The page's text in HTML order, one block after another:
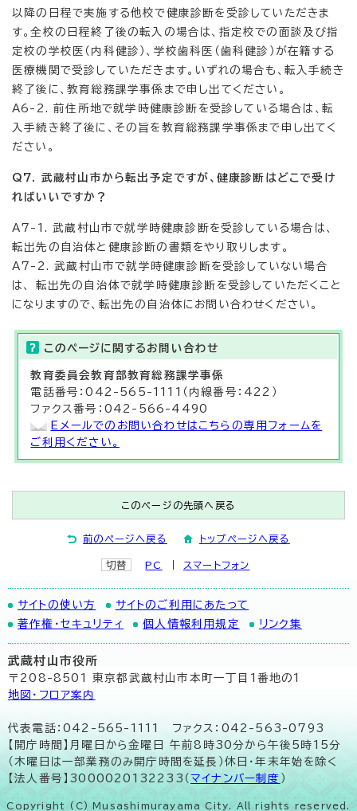
以降の日程で実施する他校で健康診断を受診していただきま
す。全校の日程終了後の転入の場合は、指定校での面談及び指
定校の学校医（内科健診）、学校歯科医（歯科健診）が在籍する
医療機関で受診していただきます。いずれの場合も、転入手続き
終了後に、教育総務課学事係まで申し出てください。
A6-2. 前住所地で就学時健康診断を受診している場合は、転
入手続き終了後に、その旨を教育総務課学事係まで申し出てく
ださい。
Q7. 武蔵村山市から転出予定ですが、健康診断はどこで受け
ればいいですか？
A7-1. 武蔵村山市で就学時健康診断を受診している場合は、
転出先の自治体と健康診断の書類をやり取りします。
A7-2. 武蔵村山市で就学時健康診断を受診していない場合
は、 転出先の自治体で就学時健康診断を受診していただくこと
になりますので、転出先の自治体にお問い合わせください。
このページに関する お問い合わせ
教育委員会教育部教育総務課学事係
電話番号：042-565-1111（内線番号：422）
ファクス番号：042-566-4490
Eメールでのお問い合わせはこちらの専用フォームを
ご利用ください。
このページの先頭へ戻る
前のページへ戻る トップページへ戻る
切替 PC スマートフォン
サイトの使い方
サイトのご利用にあたって
著作権・セキュリティ
個人情報利用規定 リンク集
武蔵村山市役所
〒208-8501 東京都武蔵村山市本町一丁目1番地の1
地図･フロア案内
代表電話：042-565-1111 ファクス：042-563-0793
【開庁時間】月曜日から金曜日 午前8時30分から午後5時15分
（木曜日は一部業務のみ開庁時間を延長）休日・年末年始を除く
【法人番号】3000020132233（ マイナンバー制度 ）
Copyright (C) Musashimurayama City. All rights reserved.